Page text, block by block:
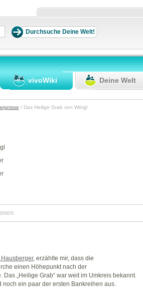
vivoWiki Deine Welt
/ Das Heilige Grab von Wörgl
, erzählte mir, dass die
einen Höhepunkt nach der
„Heilige Grab“ war weit im Umkreis bekannt.
ein paar der ersten Bankreihen aus.